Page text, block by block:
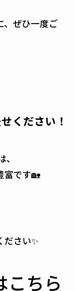
、ぜひ一度ご
ください！
、
富です🏡
ださい✨
こちら